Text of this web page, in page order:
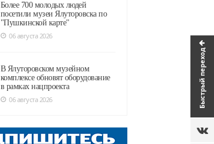
Быстрый переход
Более 700 молодых людей
посетили музеи Ялуторовска по
"Пушкинской карте"
06 августа 2026
В Ялуторовском музейном
комплексе обновят оборудование
в рамках нацпроекта
06 августа 2026